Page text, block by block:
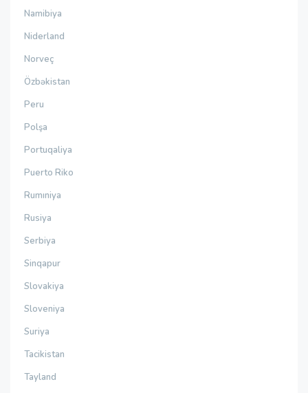
Namibiya
Niderland
Norveç
Özbəkistan
Peru
Polşa
Portuqaliya
Puerto Riko
Rumıniya
Rusiya
Serbiya
Sinqapur
Slovakiya
Sloveniya
Suriya
Tacikistan
Tayland